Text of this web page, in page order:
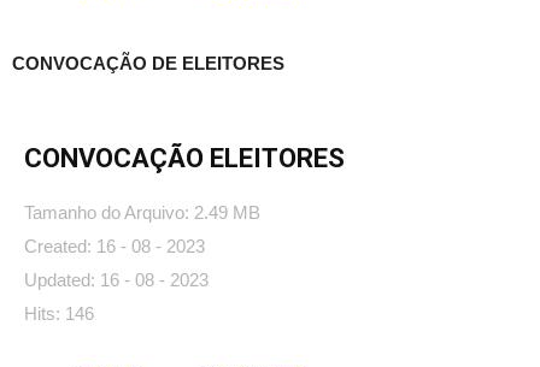
CONVOCAÇÃO DE ELEITORES
CONVOCAÇÃO ELEITORES
Tamanho do Arquivo: 2.49 MB
Created: 16 - 08 - 2023
Updated: 16 - 08 - 2023
Hits: 146